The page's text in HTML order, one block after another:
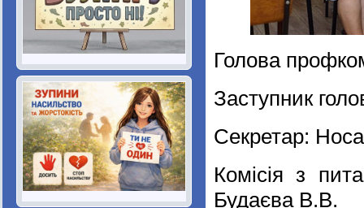
Голова
Заступник
Секретар:
Комісія з
Будаєва В.В.